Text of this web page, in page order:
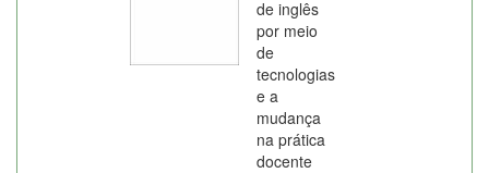
de inglês
por meio
de
tecnologias
e a
mudança
na prática
docente